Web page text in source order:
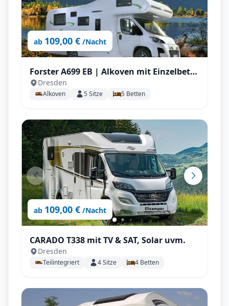
ab 109,00 € /Nacht
Forster A699 EB | Alkoven mit Einzelbett
für bis zu 5 P.
Dresden
Alkoven 5Sitze 5 Betten
ab 109,00 € /Nacht
CARADO T338 mit TV & SAT, Solar uvm.
Dresden
Teilintegriert 4Sitze 4 Betten